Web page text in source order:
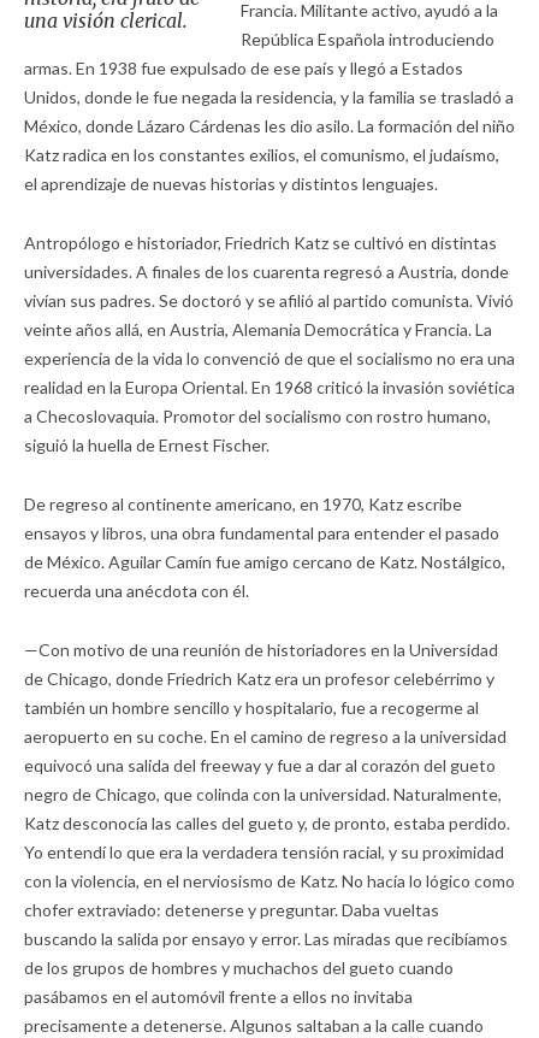
una visión clerical.
Francia. Militante activo, ayudó a la
República Española introduciendo
armas. En 1938 fue expulsado de ese país y llegó a Estados
Unidos, donde le fue negada la residencia, y la familia se trasladó a
México, donde Lázaro Cárdenas les dio asilo. La formación del niño
Katz radica en los constantes exilios, el comunismo, el judaísmo,
el aprendizaje de nuevas historias y distintos lenguajes.
Antropólogo e historiador, Friedrich Katz se cultivó en distintas
universidades. A finales de los cuarenta regresó a Austria, donde
vivían sus padres. Se doctoró y se afilió al partido comunista. Vivió
veinte años allá, en Austria, Alemania Democrática y Francia. La
experiencia de la vida lo convenció de que el socialismo no era una
realidad en la Europa Oriental. En 1968 criticó la invasión soviética
a Checoslovaquia. Promotor del socialismo con rostro humano,
siguió la huella de Ernest Fischer.
De regreso al continente americano, en 1970, Katz escribe
ensayos y libros, una obra fundamental para entender el pasado
de México. Aguilar Camín fue amigo cercano de Katz. Nostálgico,
recuerda una anécdota con él.
—Con motivo de una reunión de historiadores en la Universidad
de Chicago, donde Friedrich Katz era un profesor celebérrimo y
también un hombre sencillo y hospitalario, fue a recogerme al
aeropuerto en su coche. En el camino de regreso a la universidad
equivocó una salida del freeway y fue a dar al corazón del gueto
negro de Chicago, que colinda con la universidad. Naturalmente,
Katz desconocía las calles del gueto y, de pronto, estaba perdido.
Yo entendí lo que era la verdadera tensión racial, y su proximidad
con la violencia, en el nerviosismo de Katz. No hacía lo lógico como
chofer extraviado: detenerse y preguntar. Daba vueltas
buscando la salida por ensayo y error. Las miradas que recibíamos
de los grupos de hombres y muchachos del gueto cuando
pasábamos en el automóvil frente a ellos no invitaba
precisamente a detenerse. Algunos saltaban a la calle cuando